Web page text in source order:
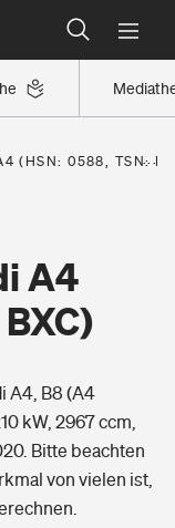
(HSN: 0588, TSN:
A4
A4, B8 (A4
kW, 2967 ccm,
Bitte beachten
von vielen ist,